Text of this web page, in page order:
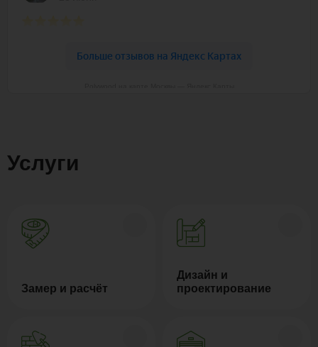
Услуги
Замер и расчёт
Дизайн и
проектирование